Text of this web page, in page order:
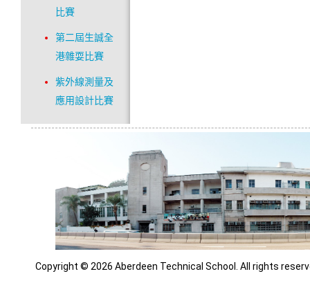
比賽
第二屆生誠全
港雜耍比賽
紫外線測量及
應用設計比賽
Copyright © 2026 Aberdeen Technical School. All rights